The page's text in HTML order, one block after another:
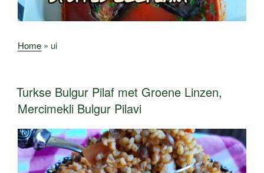
Home » ui
Turkse Bulgur Pilaf met Groene Linzen,
Mercimekli Bulgur Pilavi